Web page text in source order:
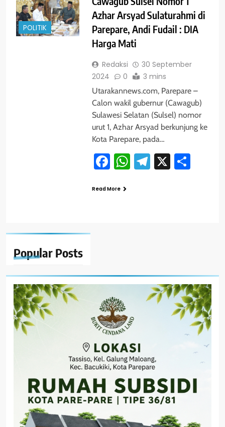
Popular Posts
POLITIK
Azhar Arsyad Sulaturahmi di
Parepare, Andi Fudail : DIA
Harga Mati
Redaksi
30 September
2024
0 3 mins
Utarakannews.com, Parepare –
Calon wakil gubernur (Cawagub)
Sulawesi Selatan (Sulsel) nomor
urut 1, Azhar Arsyad berkunjung ke
Kota Parepare, pada…
Facebook
WhatsApp
Telegram
X
Read More